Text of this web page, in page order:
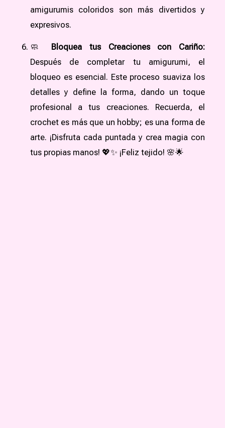
amigurumis coloridos son más divertidos y
expresivos.
🧼 Bloquea tus Creaciones con Cariño:
Después de completar tu amigurumi, el
bloqueo es esencial. Este proceso suaviza los
detalles y define la forma, dando un toque
profesional a tus creaciones. Recuerda, el
crochet es más que un hobby; es una forma de
arte. ¡Disfruta cada puntada y crea magia con
tus propias manos! 💖✨ ¡Feliz tejido! 🌸🌟